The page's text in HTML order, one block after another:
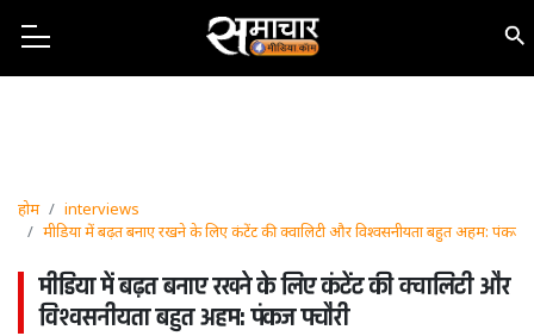
होम
interviews
मीडिया में बढ़त बनाए रखने के लिए कंटेंट की क्वालिटी और विश्वसनीयता बहुत अहम: पंकज
मीडिया में बढ़त बनाए रखने के लिए कंटेंट की क्वालिटी और
विश्वसनीयता बहुत अहम: पंकज पचौरी